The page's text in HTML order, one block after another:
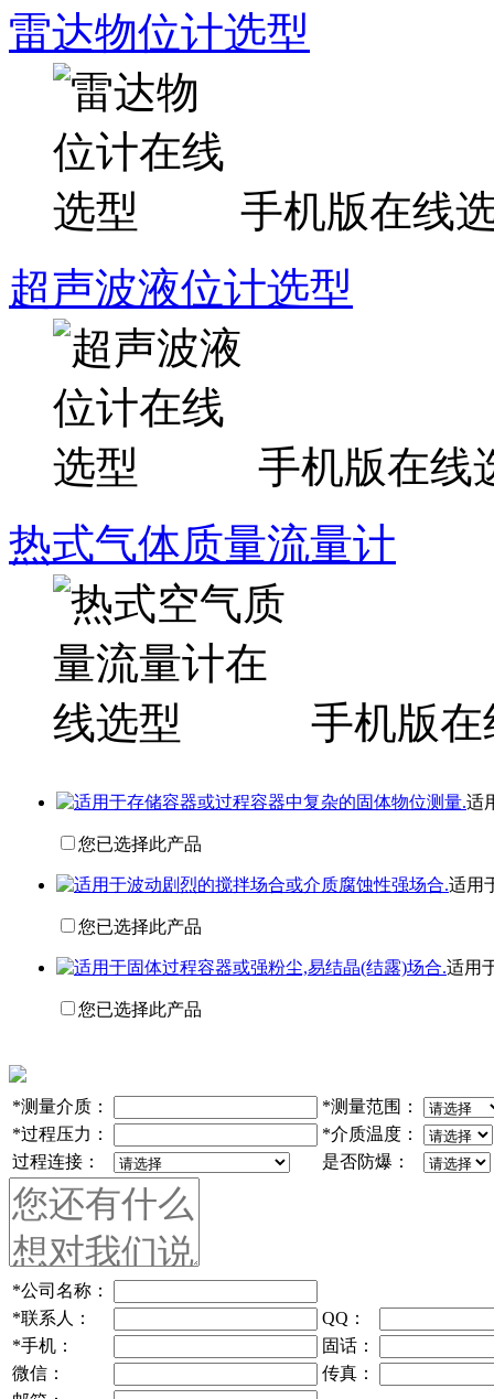
雷达物位计选型
手机版在线
超声波液位计选型
手机版在线
热式气体质量流量计
手机版
适
您已选择此产品
适用
您已选择此产品
适用
您已选择此产品
*测量介质： *测量范围：
*过程压力： *介质温度：
过程连接：
是否防爆：
*公司名称：
*联系人：
QQ：
*手机：
固话：
微信：
传真：